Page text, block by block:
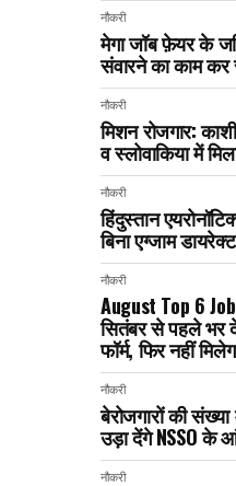
नौकरी
मेगा जॉब फ़ेयर के
संवारने का काम कर
नौकरी
मिशन रोजगार:
व स्लोवाकिया में
नौकरी
हिंदुस्तान
बिना एग्जाम डायरेक्ट
नौकरी
August Top 6
सितंबर से पहले भर
फॉर्म, फिर नहीं
नौकरी
बेरोजगारों की संख्या
उड़ा देंगे NSSO के
नौकरी